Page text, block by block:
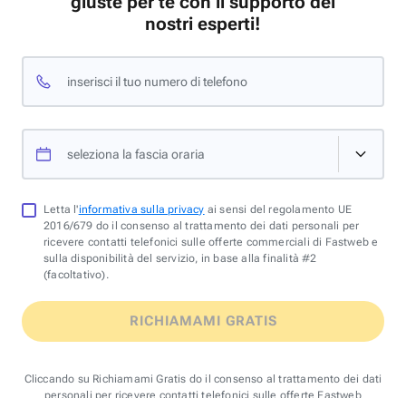
nostri esperti!
inserisci il tuo numero di telefono
seleziona la fascia oraria
Letta l'informativa sulla privacy ai sensi del regolamento UE
2016/679 do il consenso al trattamento dei dati personali per
ricevere contatti telefonici sulle offerte commerciali di Fastweb e
sulla disponibilità del servizio, in base alla finalità #2
(facoltativo).
RICHIAMAMI GRATIS
Cliccando su Richiamami Gratis do il consenso al trattamento dei dati
personali per ricevere contatti telefonici sulle offerte Fastweb